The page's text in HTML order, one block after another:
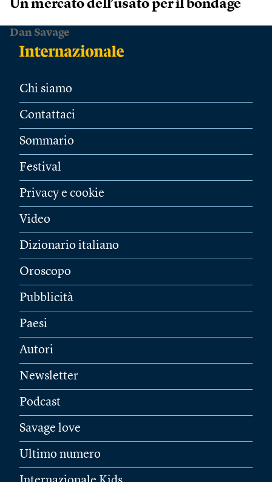
Un mercato dell’usato per il bondage
Dan Savage
Chi siamo
Contattaci
Sommario
Festival
Privacy e cookie
Video
Dizionario italiano
Oroscopo
Pubblicità
Paesi
Autori
Newsletter
Podcast
Savage love
Ultimo numero